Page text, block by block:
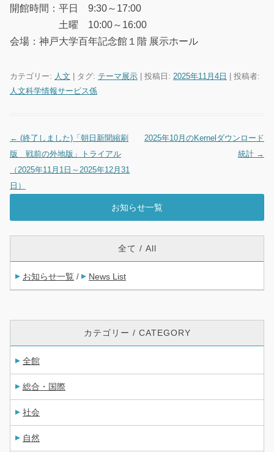
開館時間：平日 9:30～17:00
土曜 10:00～16:00
会場：神戸大学百年記念館１階 展示ホール
カテゴリー: 人文 | タグ: テーマ展示 | 投稿日: 2025年11月4日
投稿者:
人文科学情報サービス係
投稿ナビゲーション
← (終了しました)「朝日新聞縮刷
版 戦前の外地版」トライアル
（2025年11月1日～2025年12月31
日）
2025年10月のKernelダウンロード
統計 →
お知らせ一覧
全て / All
お知らせ一覧 / News List
カテゴリー / CATEGORY
全館
総合・国際
社会
自然